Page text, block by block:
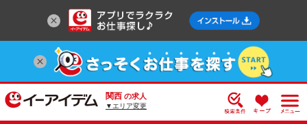
関西 の求人
▼エリア変更